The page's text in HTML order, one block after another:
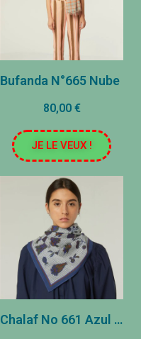
Bufanda N°665 Nube
80,00 €
JE LE VEUX !
Chalaf No 661 Azul de la Armada